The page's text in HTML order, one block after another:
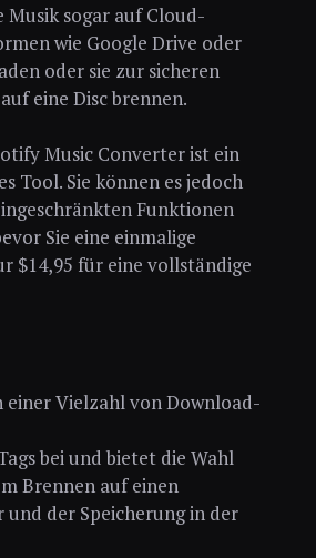
Musik sogar auf Cloud-
wie Google Drive oder
oder sie zur sicheren
eine Disc brennen.
Music Converter ist ein
Tool. Sie können es jedoch
Funktionen
Sie eine einmalige
$14,95 für eine vollständige
einer Vielzahl von Download-
bei und bietet die Wahl
Brennen auf einen
der Speicherung in der